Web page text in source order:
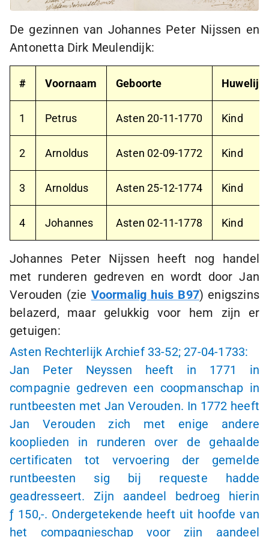
De gezinnen van Johannes Peter Nijssen en
Antonetta Dirk Meulendijk:
# Voornaam Geboorte Huwelijk
1 Petrus Asten20-11-1770 Kind
2 Arnoldus Asten 02-09-1772 Kind
3 Arnoldus Asten25-12-1774 Kind
4 Johannes Asten 02-11-1778 Kind
Johannes Peter Nijssen heeft nog handel
met runderen gedreven en wordt door Jan
Verouden (zie Voormalig huis B97) enigszins
belazerd, maar gelukkig voor hem zijn er
getuigen:
Asten Rechterlijk Archief 33-52; 27-04-1733:
Jan Peter Neyssen heeft in 1771 in
compagnie gedreven een coopmanschap in
runtbeesten met Jan Verouden. In 1772 heeft
Jan Verouden zich met enige andere
kooplieden in runderen over de gehaalde
certificaten tot vervoering der gemelde
runtbeesten sig bij requeste hadde
geadresseert. Zijn aandeel bedroeg hierin
ƒ 150,-. Ondergetekende heeft uit hoofde van
het compagnieschap voor zijn aandeel